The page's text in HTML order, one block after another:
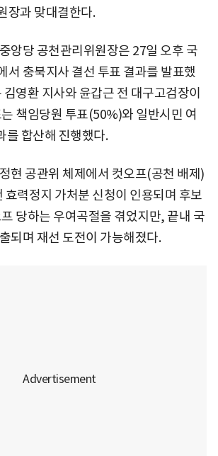
장과 맞대결한다.
앙당 공천관리위원장은 27일 오후 국
서 충북지사 결선 투표 결과를 발표했
영환 지사와 윤갑근 전 대구고검장이
책임당원 투표(50%)와 일반시민 여
를 합산해 진행했다.
현 공관위 체제에서 컷오프(공천 배제)
효력정지 가처분 신청이 인용되며 후보
당하는 우여곡절을 겪었지만, 끝내 국
되며 재선 도전이 가능해졌다.